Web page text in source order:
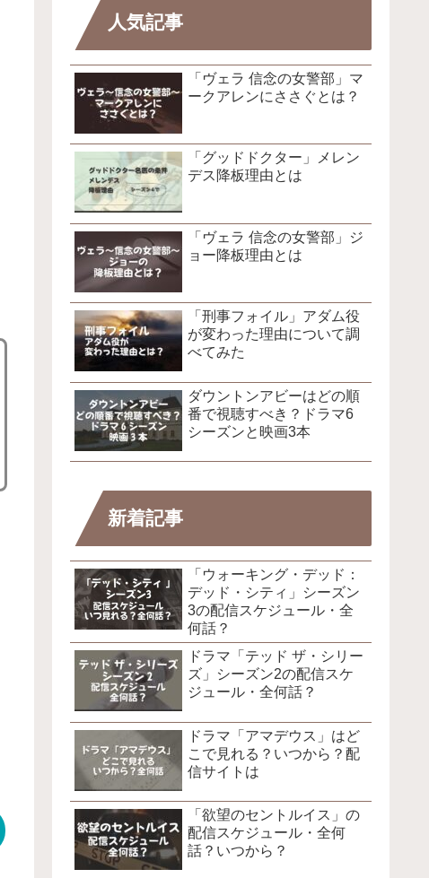
人気記事
「ヴェラ 信念の女警部」マ
ークアレンにささぐとは？
「グッドドクター」メレン
デス降板理由とは
「ヴェラ 信念の女警部」ジ
ョー降板理由とは
「刑事フォイル」アダム役
が変わった理由について調
べてみた
ダウントンアビーはどの順
番で視聴すべき？ドラマ6
シーズンと映画3本
新着記事
「ウォーキング・デッド：
デッド・シティ」シーズン
3の配信スケジュール・全
何話？
ドラマ「テッド ザ・シリー
ズ」シーズン2の配信スケ
ジュール・全何話？
ドラマ「アマデウス」はど
こで見れる？いつから？配
信サイトは
「欲望のセントルイス」の
配信スケジュール・全何
話？いつから？